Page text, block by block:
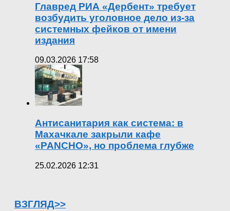
Главред РИА «Дербент» требует
возбудить уголовное дело из-за
системных фейков от имени
издания
09.03.2026 17:58
Антисанитария как система: в
Махачкале закрыли кафе
«PANCHO», но проблема глубже
25.02.2026 12:31
ВЗГЛЯД>>